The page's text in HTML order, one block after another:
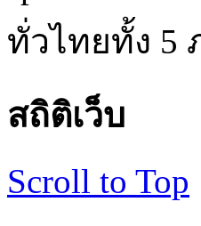
ทั่วไทยทั้ง 5
สถิติเว็บ
Scroll to Top